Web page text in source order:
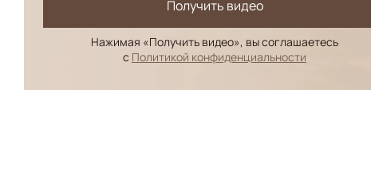
Получить видео
Нажимая «Получить видео», вы соглашаетесь
с Политикой конфиденциальности